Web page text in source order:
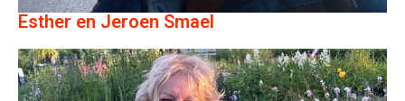
Esther en Jeroen Smael